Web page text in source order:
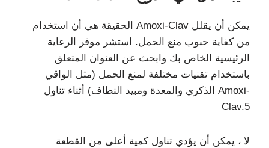
الحقيقة هي أن استخدام Amoxi-Clav يمكن أن يقلل
من كفاية حبوب منع الحمل. استشر موفر الرعاية
الرئيسية الخاص بك وابحث عن العنوان المتعلق
باستخدام تقنيات مختلفة لمنع الحمل (مثل الواقي
الذكري والمعدة ومبيد النطاف) أثناء تناول Amoxi-
Clav.5
لا ، يمكن أن يؤدي تناول كمية أعلى من القطعة